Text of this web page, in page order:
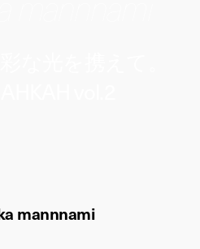
mannnami